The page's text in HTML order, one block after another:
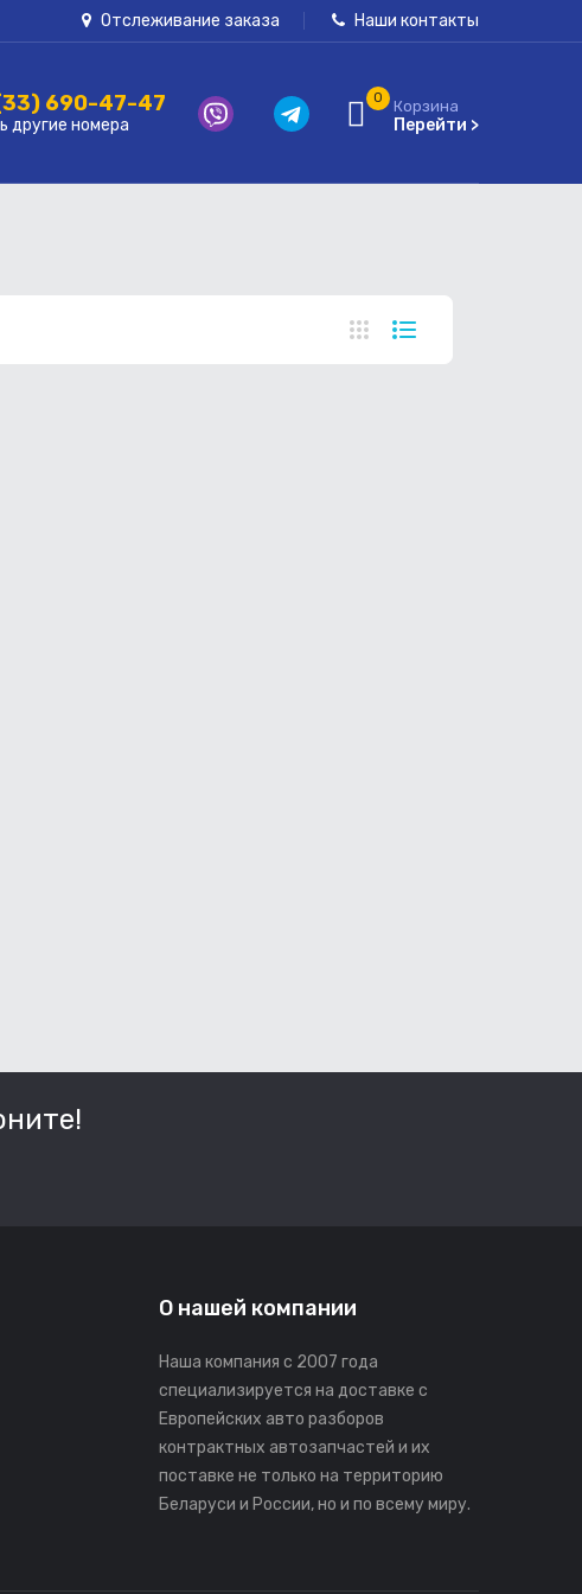
Отслеживание заказа Наши контакты
690-47-47
другие номера
0 Корзина
Перейти >
О нашей компании
Наша компания с 2007 года
специализируется на доставке с
Европейских авто разборов
контрактных автозапчастей и их
поставке не только на территорию
Беларуси и России, но и по всему миру.